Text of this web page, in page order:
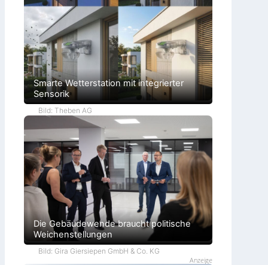
Smarte Wetterstation mit integrierter
Sensorik
Bild: Theben AG
Die Gebäudewende braucht politische
Weichenstellungen
Bild: Gira Giersiepen GmbH & Co. KG
Anzeige